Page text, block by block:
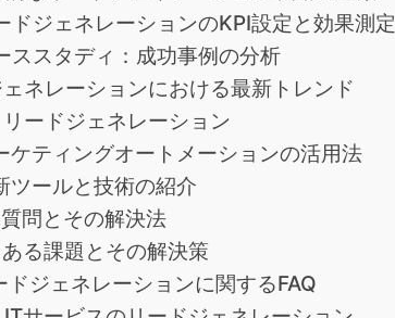
ドジェネレーションのKPI設定と効果測定
ススタディ：成功事例の分析
ェネレーションにおける最新トレンド
ードジェネレーション
ケティングオートメーションの活用法
ツールと技術の紹介
問とその解決法
る課題とその解決策
ドジェネレーションに関するFAQ